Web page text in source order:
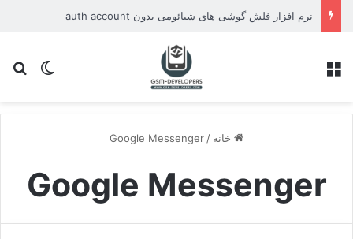
نرم افزار فلش گوشی های شیائومی بدون auth account
تغییر
خانه /
Google Messenger
Google Messenger